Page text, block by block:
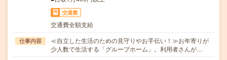
交通費
交通費全額支給
仕事内容
≪自立した生活のための見守りやお手伝い！≫お年寄りが
少人数で生活する「グループホーム」。利用者さんが…